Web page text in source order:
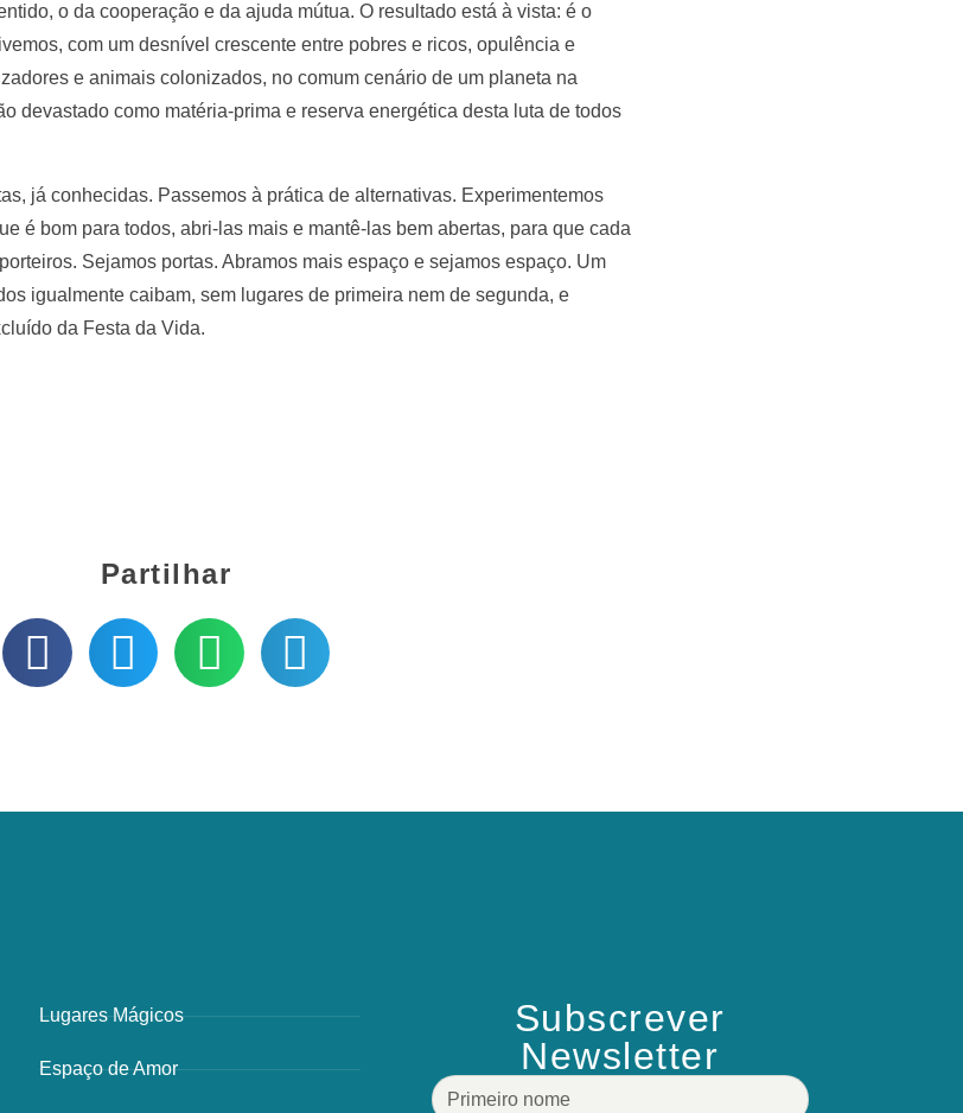
o da cooperação e da ajuda mútua. O resultado está à vista: é o
com um desnível crescente entre pobres e ricos, opulência e
e animais colonizados, no comum cenário de um planeta na
devastado como matéria-prima e reserva energética desta luta de todos
já conhecidas. Passemos à prática de alternativas. Experimentemos
é bom para todos, abri-las mais e mantê-las bem abertas, para que cada
Sejamos portas. Abramos mais espaço e sejamos espaço. Um
igualmente caibam, sem lugares de primeira nem de segunda, e
da Festa da Vida.
Partilhar
Lugares Mágicos
Espaço de Amor
Subscrever
Newsletter